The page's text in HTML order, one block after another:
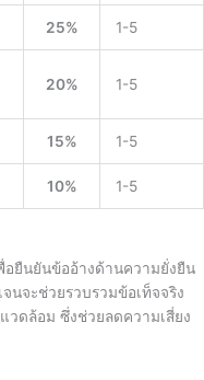
25% 1-5
20% 1-5
15% 1-5
10% 1-5
อยืนยันข้ออ้างด้านความยั่งยืน
จะช่วยรวบรวมข้อเท็จจริง
วดล้อม ซึ่งช่วยลดความเสี่ยง